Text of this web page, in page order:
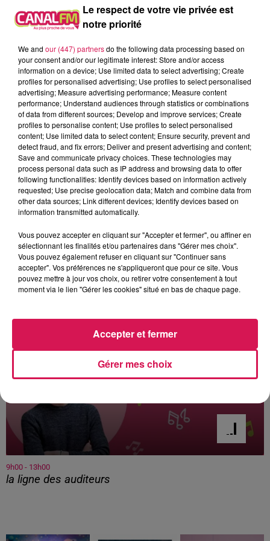
Bontant, au n°64 de la route Nationale, à Louvignies-
Quesnoy ou par téléphone au
e Quesnoy : « leFantôme de Canterville » ce soir au
théâtre
reste encore quelques places pour assister ce soir à
20h, au théâtre des Trois-Chênes à la représentation
du «Fantôme de Canterville », c’est un spectacle
musical et burlesque librement inspiré de l’histoire de
Sir Simon de Canterville, un meurtrier qui avait tué son
épouse et qui depuis plus de 150 ans, rôde dans son
manoir, tel un vieux fantôme, effrayant tous ses
occupants. C’est accessibles dès l’âge de 7 ans.
Internet : lequesnoy.fr !
Par Paul Schuler / Avec D.H. / Visuel par Sébastien Seguin, maire d'Avesnes
À L'ANTENNE
9h00 - 13h00
la ligne des auditeurs
Le respect de votre vie privée est
notre priorité
We and our (447) partnersdo the following data processing based on
your consent and/or our legitimate interest: Store and/or access
information on a device; Use limited data to select advertising; Create
profiles for personalised advertising; Use profiles to select personalised
advertising; Measure advertising performance; Measure content
performance; Understand audiences through statistics or combinations
of data from different sources; Develop and improve services; Create
profiles to personalise content; Use profiles to select personalised
content; Use limited data to select content; Ensure security, prevent and
detect fraud, and fix errors; Deliver and present advertising and content;
Save and communicate privacy choices. These technologies may
process personal data such as IP address and browsing data to offer
following functionalities: Identify devices based on information actively
requested; Use precise geolocation data; Match and combine data from
other data sources; Link different devices; Identify devices based on
information transmitted automatically.
Vous pouvez accepter en cliquant sur "Accepter et fermer", ou affiner en
sélectionnant les finalités et/ou partenaires dans "Gérer mes choix".
Vous pouvez également refuser en cliquant sur "Continuer sans
accepter". Vos préférences ne s'appliqueront que pour ce site. Vous
pouvez mettre à jour vos choix, ou retirer votre consentement à tout
moment via le lien "Gérer les cookies" situé en bas de chaque page.
Gérer mes choix
Accepter et fermer